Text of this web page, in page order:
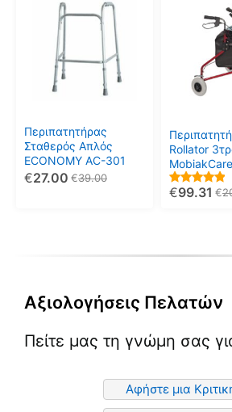
Περιπατητήρας
Σταθερός Απλός
ECONOMY AC-301
39.00
€
27.00
€
Rollator
5.00
out of 5
€
99.31
€
Αξιολογήσεις Πελατών
Πείτε μας τη γνώμη σας
Αφήστε μια